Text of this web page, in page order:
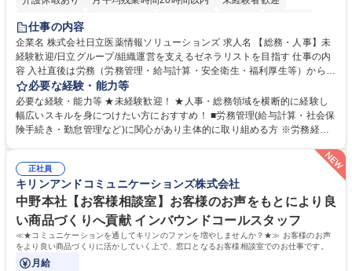
住宅手当あり
育休あり
完全週休2日制 交通費支給 土日祝休み 寮・社宅あり
仕事の内容
企業名 株式会社日立医薬情報ソリューションズ 求人名 【総務・人事】未
経験歓迎/日立グループ/組織運営を支えるゼネラリストを目指す 仕事の内
容 入社直後は労務（労務管理・給与計算・安全衛生・福利厚生等）からお
任せいたします。将来は総務・採用・教育業務へ守備範囲を広げ、組織運
営を支えるゼネラリストをめざせます。 ・初期業務：労働時間管理、給与
計算、社会保険対応、福利厚生管理、安全衛生、健康経営推進等をお任せ
します。ご経験に応じて、休職者管理など、幅広く経験を積んでいただき
★メンバーがマンツーマンで丁寧に教えるため、ご経験が浅くても安心！
幅広く経験を積みたい意欲がある方に最適な環境です。 募集職種 【総
務・人事】未経験歓迎/日立グループ/組織運営を支えるゼネラリストを目
指す
必要な経験・能力等
必要な経験・能力等 ★未経験歓迎！ ★人事・総務領域を横断的に経験し
幅広いスキルを身につけたい方におすすめ！ ■労務管理(給与計算・社会保
険手続き・勤怠管理など)に関心があり主体的に取り組める方 ※労務経験
マネジメント職として活躍したい 【尚可】■人事、労務、採用、教育業務
のご経験 ■労務管理（給与計算・社会保険手続き・勤怠管理など）の経験
■衛生管理者の資格をお持ちの方 学歴・資格 学歴：大学院 大学 高専 短大
専修学校 高校 語学力： 資格：
正社員
キリンアンドコミュニケーションズ株式会社
中野本社【お客様相談室】お客様のお声をもとにより良
い商品づくりへ貢献 インバウンドコールスタッフ
≪★コミュニケーションを通してキリンのファンを増やしませんか？★≫ お客様のお声
をより良い商品づくりに活かしていく上で、窓口となるお客様相談室でのお仕事です。
月給